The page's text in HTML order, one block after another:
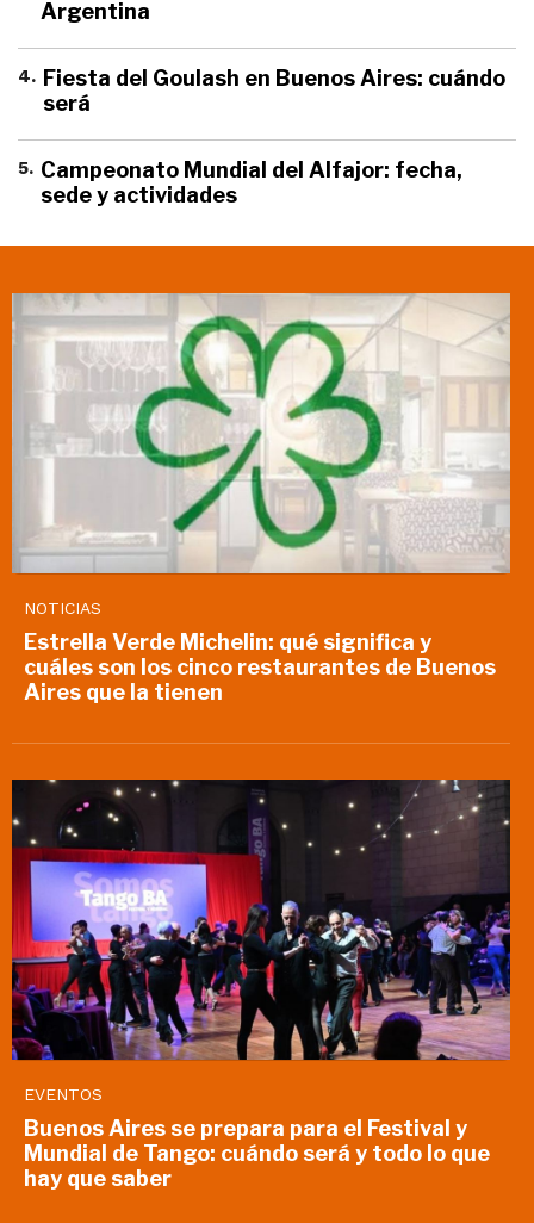
Argentina
4. Fiesta del Goulash en Buenos Aires: cuándo
será
5. Campeonato Mundial del Alfajor: fecha,
sede y actividades
NOTICIAS
Estrella Verde Michelin: qué significa y
cuáles son los cinco restaurantes de Buenos
Aires que la tienen
EVENTOS
Buenos Aires se prepara para el Festival y
Mundial de Tango: cuándo será y todo lo que
hay que saber